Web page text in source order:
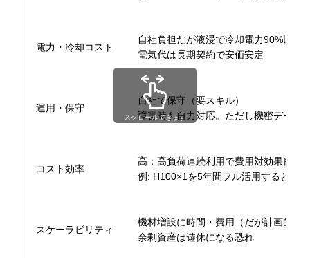
電力・冷却コスト
自社負担だが液浸で冷却電力90%以上
電気代は長期契約で安価安定
運用・保守
自社で保守（要スキル）
障害時も自力対応。ただし機密データ
コスト効率
高：高負荷連続利用で費用対効果良
例: H100×1を5年間フル活用するとク
スケーラビリティ
機材増設に時間・費用（だが計画的拡
余剰資産は遊休になる恐れ
スクロールできます